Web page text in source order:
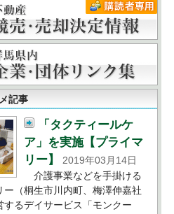
記事
「タクティールケ
ア」を実施【プライマ
リー】
2019年03月14日
介護事業などを手掛ける
ー（桐生市川内町、梅澤伸嘉社
するデイサービス「モンクー